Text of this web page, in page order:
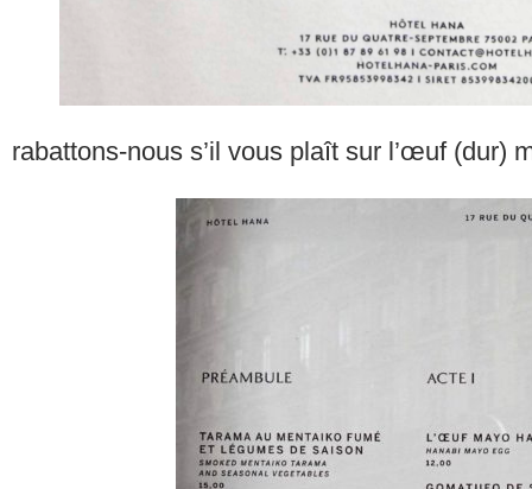
rabattons-nous s’il vous plaît sur l’œuf (dur)